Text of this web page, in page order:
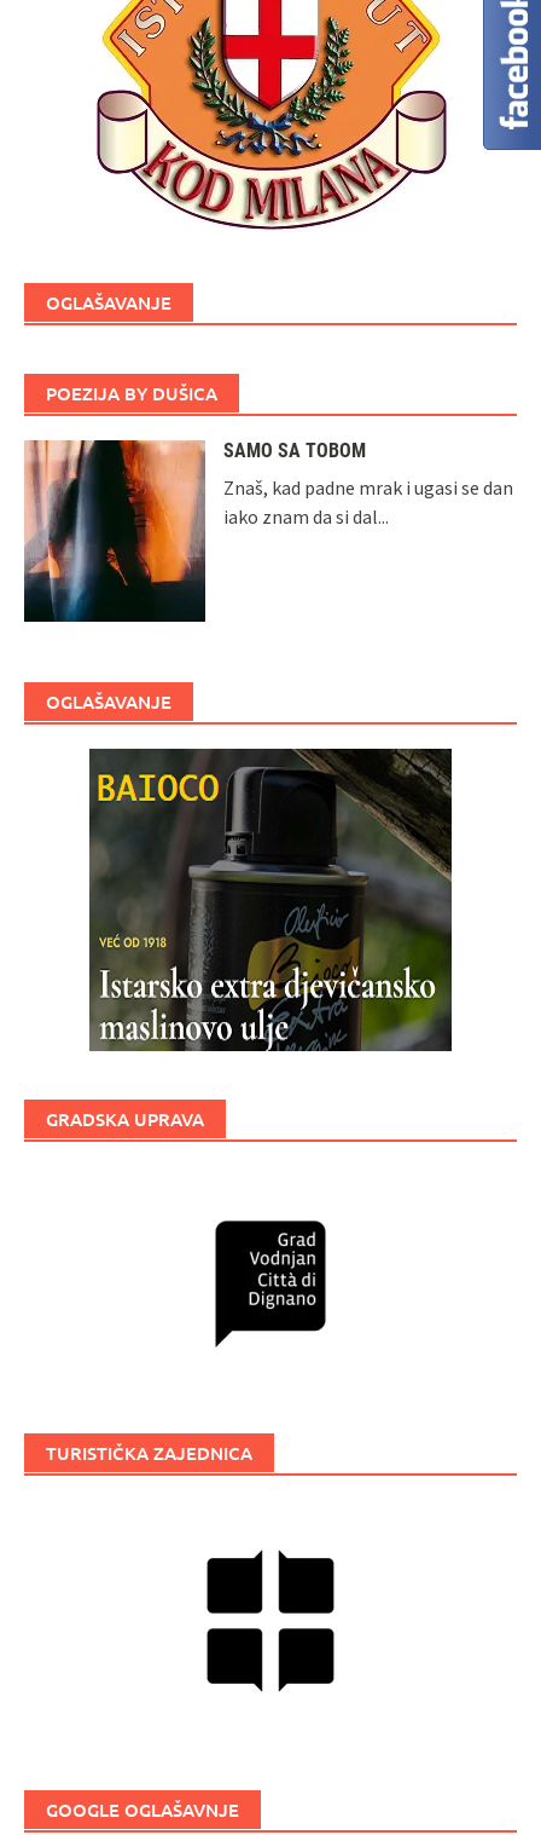
OGLAŠAVANJE
POEZIJA BY DUŠICA
SAMO SA TOBOM
Znaš, kad padne mrak i ugasi se dan
iako znam da si dal...
OGLAŠAVANJE
GRADSKA UPRAVA
TURISTIČKA ZAJEDNICA
GOOGLE OGLAŠAVNJE